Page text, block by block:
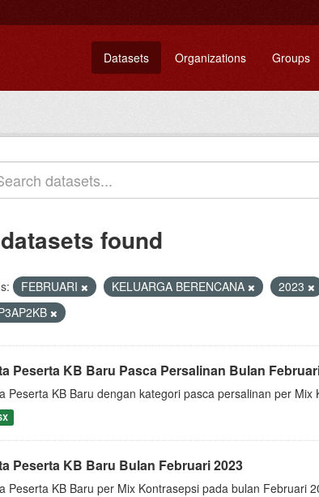
Datasets Organizations Groups
found
FEBRUARI KELUARGA BERENCANA
2023
Peserta KB Baru Pasca Persalinan Bulan
Peserta KB Baru dengan kategori pasca persalinan per
Peserta KB Baru Bulan Februari 2023
Peserta KB Baru per Mix Kontrasepsi pada bulan Februari